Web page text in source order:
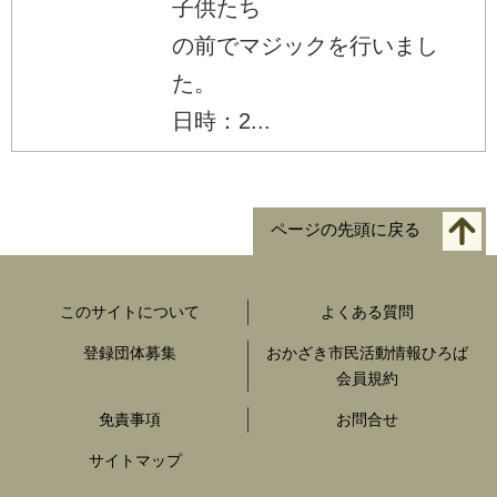
子供たち
の前でマジックを行いまし
た。
日時：2...
ページの先頭に戻る
このサイトについて よくある質問
登録団体募集
おかざき市民活動情報ひろば
会員規約
免責事項 お問合せ
サイトマップ